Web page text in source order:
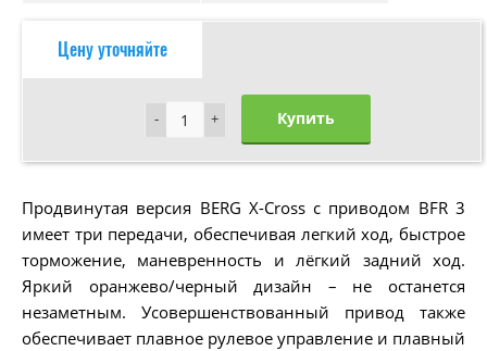
Цену уточняйте
+
- +
- Купить
Продвинутая версия BERG X-Cross с приводом BFR 3
имеет три передачи, обеспечивая легкий ход, быстрое
торможение, маневренность и лёгкий задний ход.
Яркий оранжево/черный дизайн – не останется
незаметным. Усовершенствованный привод также
обеспечивает плавное рулевое управление и плавный